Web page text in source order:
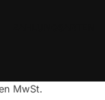
MwSt.